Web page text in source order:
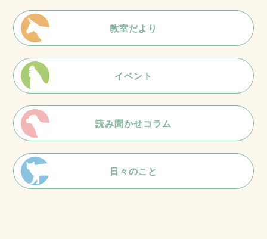
教室だより
イベント
読み聞かせコラム
日々のこと